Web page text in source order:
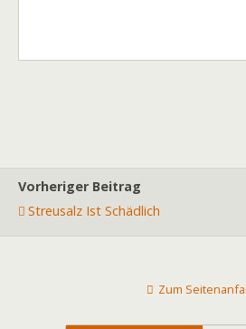
Vorheriger Beitrag
Streusalz Ist Schädlich
Zum